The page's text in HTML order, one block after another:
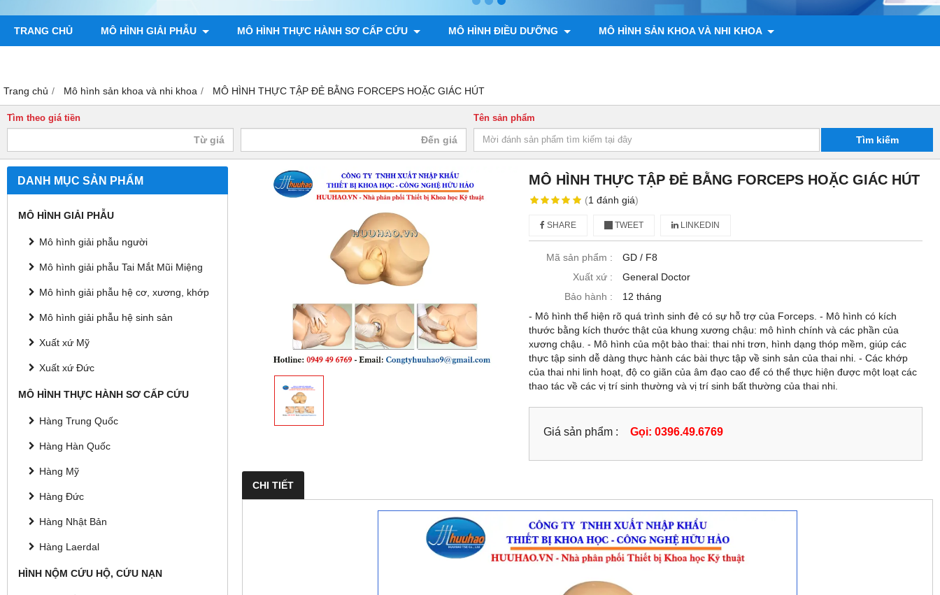
TRANG CHỦ MÔ HÌNH GIẢI PHẪU MÔ HÌNH THỰC HÀNH SƠ CẤP CỨU MÔ HÌNH ĐIỀU DƯỠNG MÔ HÌNH SẢN KHOA VÀ NHI KHOA
Trang chủ Mô hình sản khoa và nhi khoa MÔ HÌNH THỰC TẬP ĐẺ BẰNG FORCEPS HOẶC GIÁC HÚT
Tìm theo giá tiền Tên sản phẩm
Tìm kiếm
DANH MỤC SẢN PHẨM
MÔ HÌNH GIẢI PHẪU
Mô hình giải phẫu người
Mô hình giải phẫu Tai Mắt Mũi Miệng
Mô hình giải phẫu hệ cơ, xương, khớp
Mô hình giải phẫu hệ sinh sản
Xuất xứ Mỹ
Xuất xứ Đức
MÔ HÌNH THỰC HÀNH SƠ CẤP CỨU
Hàng Trung Quốc
Hàng Hàn Quốc
Hàng Mỹ
Hàng Đức
Hàng Nhật Bản
Hàng Laerdal
HÌNH NỘM CỨU HỘ, CỨU NẠN
MÔ HÌNH THỰC TẬP ĐẺ BẰNG FORCEPS HOẶC GIÁC HÚT
(1đánh giá)
SHARE TWEET LINKEDIN
Mã sản phẩm :
GD / F8
Xuất xứ :
General Doctor
Bảo hành :
12 tháng
- Mô hình thể hiện rõ quá trình sinh đẻ có sự hỗ trợ của Forceps. - Mô hình có kích
thước bằng kích thước thật của khung xương chậu: mô hình chính và các phần của
xương chậu. - Mô hình của một bào thai: thai nhi trơn, hình dạng thóp mềm, giúp các
thực tập sinh dễ dàng thực hành các bài thực tập về sinh sản của thai nhi. - Các khớp
của thai nhi linh hoạt, độ co giãn của âm đạo cao để có thể thực hiện được một loạt các
thao tác về các vị trí sinh thường và vị trí sinh bất thường của thai nhi.
Giá sản phẩm : Gọi: 0396.49.6769
CHI TIẾT